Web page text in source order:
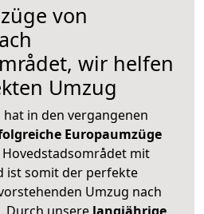
von
wir helfen
Umzug
in den vergangenen
Europaumzüge
mit
ist somit der perfekte
Umzug nach